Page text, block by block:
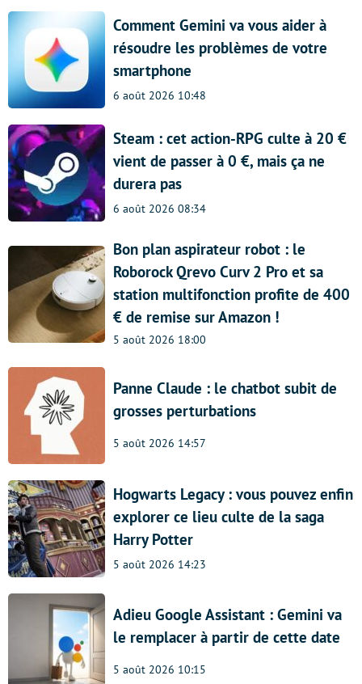
Comment Gemini va vous aider à
résoudre les problèmes de votre
smartphone
6 août 2026 10:48
Steam : cet action-RPG culte à 20 €
vient de passer à 0 €, mais ça ne
durera pas
6 août 2026 08:34
Bon plan aspirateur robot : le
Roborock Qrevo Curv 2 Pro et sa
station multifonction profite de 400
€ de remise sur Amazon !
5 août 2026 18:00
Panne Claude : le chatbot subit de
grosses perturbations
5 août 2026 14:57
Hogwarts Legacy : vous pouvez enfin
explorer ce lieu culte de la saga
Harry Potter
5 août 2026 14:23
Adieu Google Assistant : Gemini va
le remplacer à partir de cette date
5 août 2026 10:15